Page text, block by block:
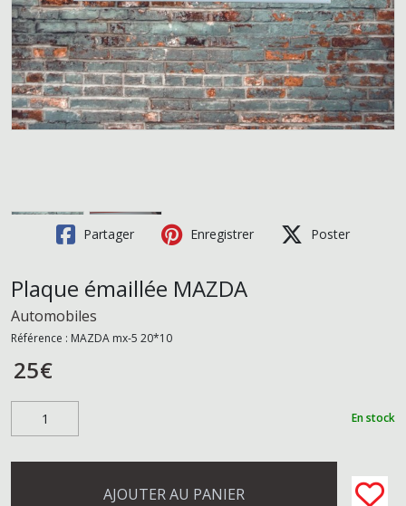
Partager Enregistrer Poster
Plaque émaillée MAZDA
Automobiles
Référence : MAZDA mx-5 20*10
25€
En stock
AJOUTER AU PANIER